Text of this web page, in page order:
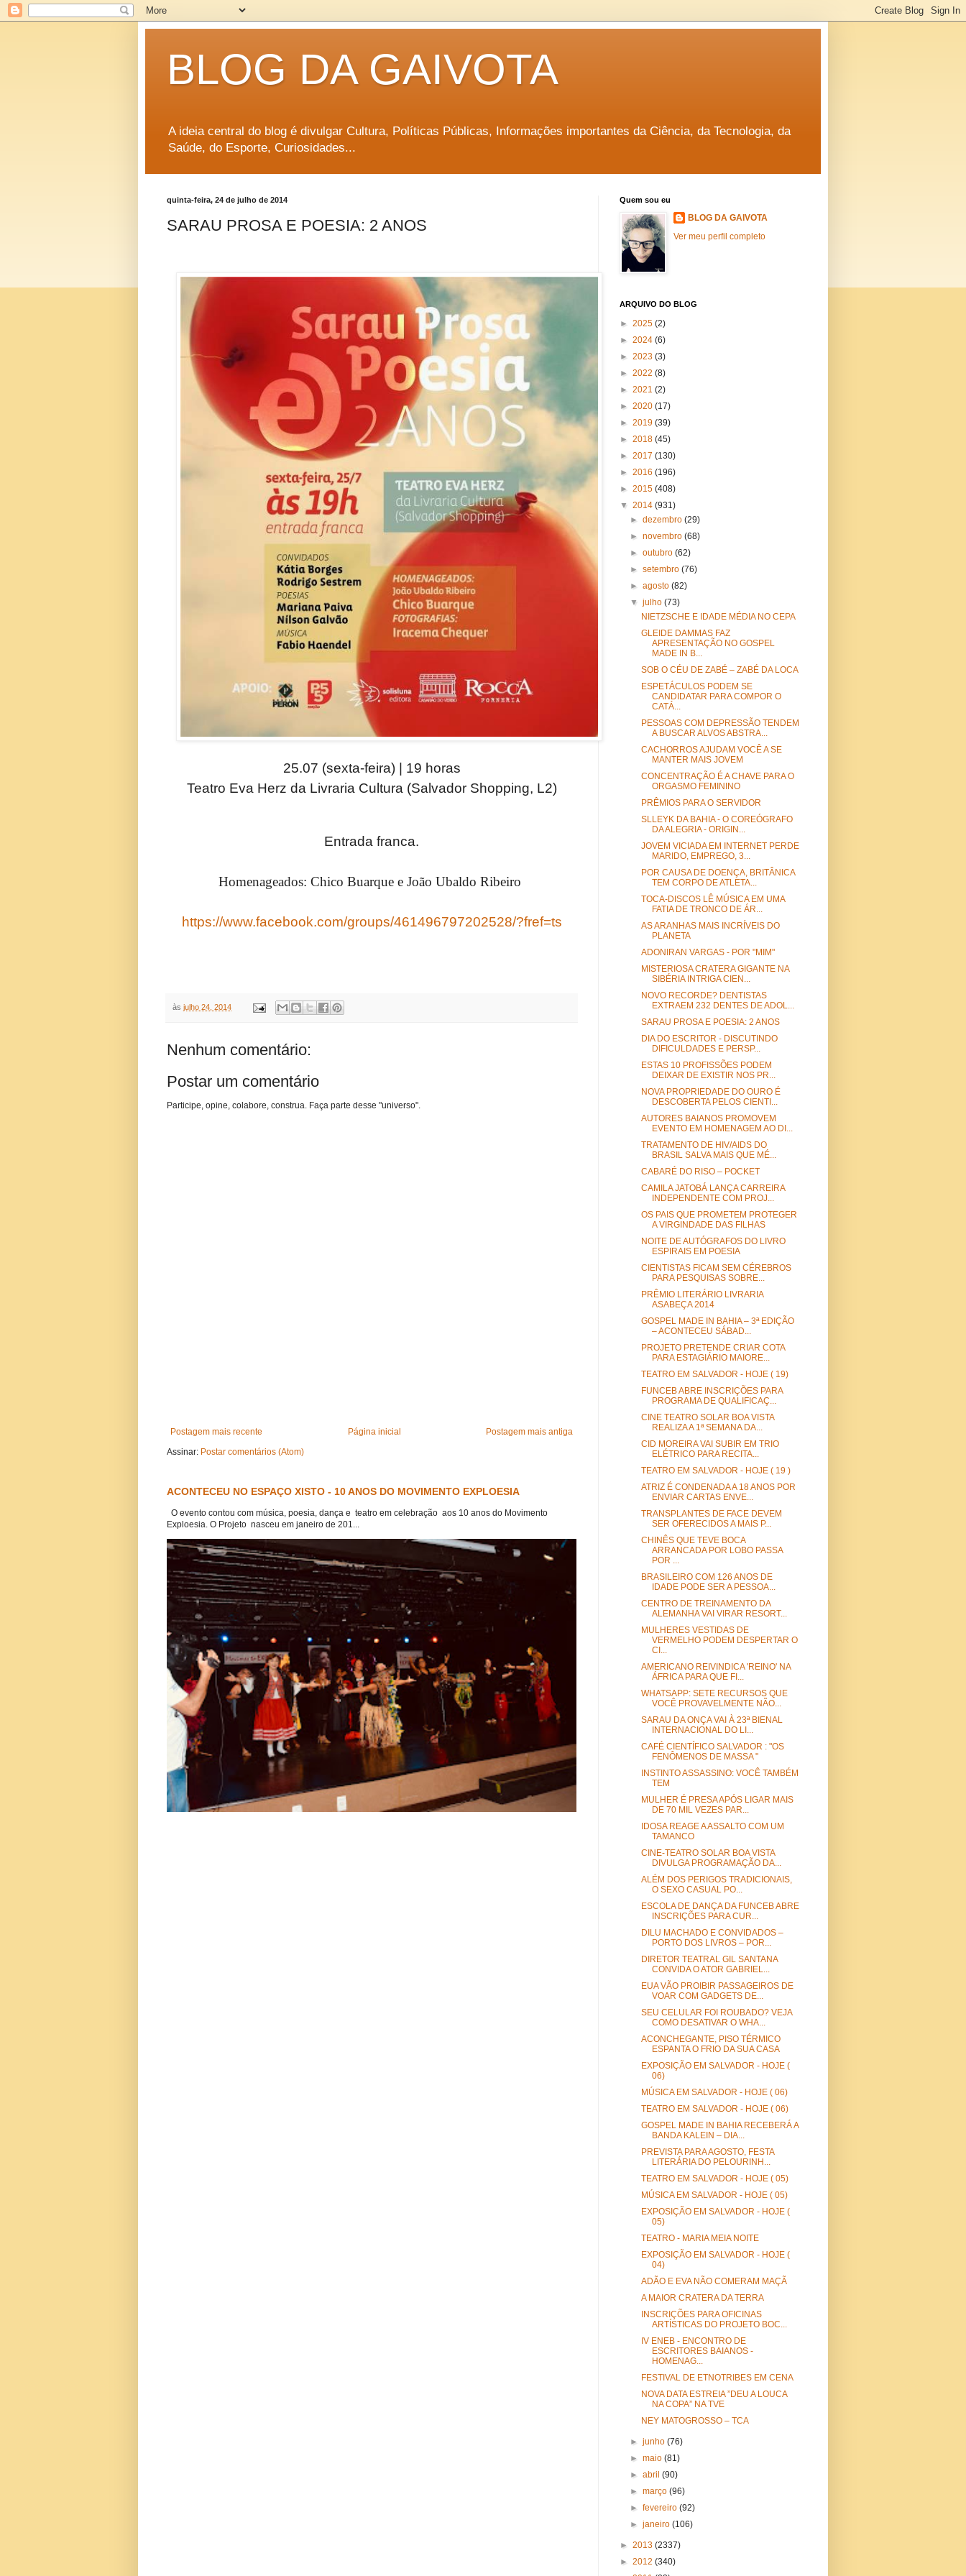
BLOG DA GAIVOTA
A ideia central do blog é divulgar Cultura, Políticas Públicas, Informações importantes da Ciência, da Tecnologia, da
Saúde, do Esporte, Curiosidades...
quinta-feira, 24 de julho de 2014
SARAU PROSA E POESIA: 2 ANOS
25.07 (sexta-feira) | 19 horas
Teatro Eva Herz da Livraria Cultura (Salvador Shopping, L2)
Entrada franca.
Homenageados: Chico Buarque e João Ubaldo Ribeiro
https://www.facebook.com/groups/461496797202528/?fref=ts
às julho 24, 2014
Nenhum comentário:
Postar um comentário
Participe, opine, colabore, construa. Faça parte desse "universo".
Postagem mais recente Postagem mais antiga
Página inicial
Assinar: Postar comentários (Atom)
ACONTECEU NO ESPAÇO XISTO - 10 ANOS DO MOVIMENTO EXPLOESIA
O evento contou com música, poesia, dança e teatro em celebração aos 10 anos do Movimento
Exploesia. O Projeto nasceu em janeiro de 201...
Quem sou eu
BLOG DA GAIVOTA
Ver meu perfil completo
ARQUIVO DO BLOG
► 2025 (2)
► 2024 (6)
► 2023 (3)
► 2022 (8)
► 2021 (2)
► 2020 (17)
► 2019 (39)
► 2018 (45)
► 2017 (130)
► 2016 (196)
► 2015 (408)
▼ 2014 (931)
►dezembro(29)
►novembro(68)
►outubro(62)
►setembro(76)
►agosto(82)
▼julho(73)
NIETZSCHE E IDADE MÉDIA NO CEPA
GLEIDE DAMMAS FAZ
APRESENTAÇÃO NO GOSPEL
MADE IN B...
SOB O CÉU DE ZABÉ – ZABÉ DA LOCA
ESPETÁCULOS PODEM SE
CANDIDATAR PARA COMPOR O
CATÁ...
PESSOAS COM DEPRESSÃO TENDEM
A BUSCAR ALVOS ABSTRA...
CACHORROS AJUDAM VOCÊ A SE
MANTER MAIS JOVEM
CONCENTRAÇÃO É A CHAVE PARA O
ORGASMO FEMININO
PRÊMIOS PARA O SERVIDOR
SLLEYK DA BAHIA - O COREÓGRAFO
DA ALEGRIA - ORIGIN...
JOVEM VICIADA EM INTERNET PERDE
MARIDO, EMPREGO, 3...
POR CAUSA DE DOENÇA, BRITÂNICA
TEM CORPO DE ATLETA...
TOCA-DISCOS LÊ MÚSICA EM UMA
FATIA DE TRONCO DE ÁR...
AS ARANHAS MAIS INCRÍVEIS DO
PLANETA
ADONIRAN VARGAS - POR "MIM"
MISTERIOSA CRATERA GIGANTE NA
SIBÉRIA INTRIGA CIEN...
NOVO RECORDE? DENTISTAS
EXTRAEM 232 DENTES DE ADOL...
SARAU PROSA E POESIA: 2 ANOS
DIA DO ESCRITOR - DISCUTINDO
DIFICULDADES E PERSP...
ESTAS 10 PROFISSÕES PODEM
DEIXAR DE EXISTIR NOS PR...
NOVA PROPRIEDADE DO OURO É
DESCOBERTA PELOS CIENTI...
AUTORES BAIANOS PROMOVEM
EVENTO EM HOMENAGEM AO DI...
TRATAMENTO DE HIV/AIDS DO
BRASIL SALVA MAIS QUE MÉ...
CABARÉ DO RISO – POCKET
CAMILA JATOBÁ LANÇA CARREIRA
INDEPENDENTE COM PROJ...
OS PAIS QUE PROMETEM PROTEGER
A VIRGINDADE DAS FILHAS
NOITE DE AUTÓGRAFOS DO LIVRO
ESPIRAIS EM POESIA
CIENTISTAS FICAM SEM CÉREBROS
PARA PESQUISAS SOBRE...
PRÊMIO LITERÁRIO LIVRARIA
ASABEÇA 2014
GOSPEL MADE IN BAHIA – 3ª EDIÇÃO
– ACONTECEU SÁBAD...
PROJETO PRETENDE CRIAR COTA
PARA ESTAGIÁRIO MAIORE...
TEATRO EM SALVADOR - HOJE ( 19)
FUNCEB ABRE INSCRIÇÕES PARA
PROGRAMA DE QUALIFICAÇ...
CINE TEATRO SOLAR BOA VISTA
REALIZA A 1ª SEMANA DA...
CID MOREIRA VAI SUBIR EM TRIO
ELÉTRICO PARA RECITA...
TEATRO EM SALVADOR - HOJE ( 19 )
ATRIZ É CONDENADA A 18 ANOS POR
ENVIAR CARTAS ENVE...
TRANSPLANTES DE FACE DEVEM
SER OFERECIDOS A MAIS P...
CHINÊS QUE TEVE BOCA
ARRANCADA POR LOBO PASSA
POR ...
BRASILEIRO COM 126 ANOS DE
IDADE PODE SER A PESSOA...
CENTRO DE TREINAMENTO DA
ALEMANHA VAI VIRAR RESORT...
MULHERES VESTIDAS DE
VERMELHO PODEM DESPERTAR O
CI...
AMERICANO REIVINDICA 'REINO' NA
ÁFRICA PARA QUE FI...
WHATSAPP: SETE RECURSOS QUE
VOCÊ PROVAVELMENTE NÃO...
SARAU DA ONÇA VAI À 23ª BIENAL
INTERNACIONAL DO LI...
CAFÉ CIENTÍFICO SALVADOR : "OS
FENÔMENOS DE MASSA "
INSTINTO ASSASSINO: VOCÊ TAMBÉM
TEM
MULHER É PRESA APÓS LIGAR MAIS
DE 70 MIL VEZES PAR...
IDOSA REAGE A ASSALTO COM UM
TAMANCO
CINE-TEATRO SOLAR BOA VISTA
DIVULGA PROGRAMAÇÃO DA...
ALÉM DOS PERIGOS TRADICIONAIS,
O SEXO CASUAL PO...
ESCOLA DE DANÇA DA FUNCEB ABRE
INSCRIÇÕES PARA CUR...
DILU MACHADO E CONVIDADOS –
PORTO DOS LIVROS – POR...
DIRETOR TEATRAL GIL SANTANA
CONVIDA O ATOR GABRIEL...
EUA VÃO PROIBIR PASSAGEIROS DE
VOAR COM GADGETS DE...
SEU CELULAR FOI ROUBADO? VEJA
COMO DESATIVAR O WHA...
ACONCHEGANTE, PISO TÉRMICO
ESPANTA O FRIO DA SUA CASA
EXPOSIÇÃO EM SALVADOR - HOJE (
06)
MÚSICA EM SALVADOR - HOJE ( 06)
TEATRO EM SALVADOR - HOJE ( 06)
GOSPEL MADE IN BAHIA RECEBERÁ A
BANDA KALEIN – DIA...
PREVISTA PARA AGOSTO, FESTA
LITERÁRIA DO PELOURINH...
TEATRO EM SALVADOR - HOJE ( 05)
MÚSICA EM SALVADOR - HOJE ( 05)
EXPOSIÇÃO EM SALVADOR - HOJE (
05)
TEATRO - MARIA MEIA NOITE
EXPOSIÇÃO EM SALVADOR - HOJE (
04)
ADÃO E EVA NÃO COMERAM MAÇÃ
A MAIOR CRATERA DA TERRA
INSCRIÇÕES PARA OFICINAS
ARTÍSTICAS DO PROJETO BOC...
IV ENEB - ENCONTRO DE
ESCRITORES BAIANOS -
HOMENAG...
FESTIVAL DE ETNOTRIBES EM CENA
NOVA DATA ESTREIA ”DEU A LOUCA
NA COPA” NA TVE
NEY MATOGROSSO – TCA
►junho(76)
►maio(81)
►abril(90)
►março(96)
►fevereiro(92)
►janeiro(106)
► 2013 (2337)
► 2012 (340)